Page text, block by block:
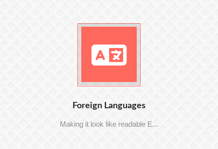
Foreign Languages
Making it look like readable E...